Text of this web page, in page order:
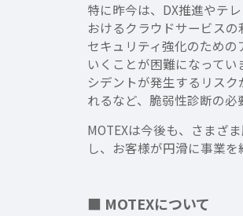
特に昨今は、DX推進やテ
おけるクラウドサービス
セキュリティ強化のため
いくことが困難になって
シデントが発生するリス
れるなど、脆弱性診断の必
MOTEXは今後も、さまざ
し、お客様が円滑に事業を
■ MOTEXについて